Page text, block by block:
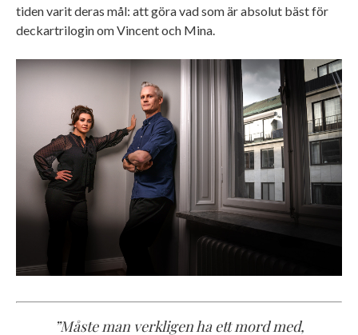
tiden varit deras mål: att göra vad som är absolut bäst för
deckartrilogin om Vincent och Mina.
”Måste man verkligen ha ett mord med,